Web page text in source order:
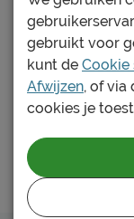
Naam
Locatie
Emailadres
Yes, dit
Commode
Maat: 68 x 78 x 72
Kleur:eik
398.95
gebruikt voor
kunt de Cookie
Afwijzen, of via
cookies je